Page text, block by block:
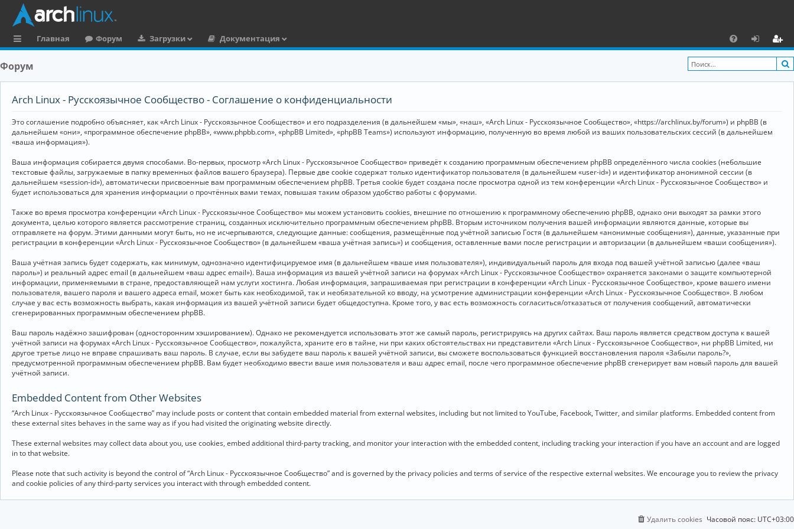
ы
и
Главная Форум Загрузки
Документация
F
A
х
о
ег
и
Форум
Arch Linux - Русскоязычное Сообщество - Соглашение о конфиденциальности
Это соглашение подробно объясняет, как «Arch Linux - Русскоязычное Сообщество» и его подразделения (в дальнейшем «мы», «наш», «Arch Linux - Русскоязычное Сообщество», «https://archlinux.by/forum») и phpBB (в
дальнейшем «они», «программное обеспечение phpBB», «www.phpbb.com», «phpBB Limited», «phpBB Teams») используют информацию, полученную во время любой из ваших пользовательских сессий (в дальнейшем
«ваша информация»).
Ваша информация собирается двумя способами. Во-первых, просмотр «Arch Linux - Русскоязычное Сообщество» приведёт к созданию программным обеспечением phpBB определённого числа cookies (небольшие
текстовые файлы, загружаемые в папку временных файлов вашего браузера). Первые две cookie содержат только идентификатор пользователя (в дальнейшем «user-id») и идентификатор анонимной сессии (в
дальнейшем «session-id»), автоматически присвоенные вам программным обеспечением phpBB. Третья cookie будет создана после просмотра одной из тем конференции «Arch Linux - Русскоязычное Сообщество» и
будет использоваться для хранения информации о прочтённых вами темах, повышая таким образом удобство работы с форумами.
Также во время просмотра конференции «Arch Linux - Русскоязычное Сообщество» мы можем установить cookies, внешние по отношению к программному обеспечению phpBB, однако они выходят за рамки этого
документа, целью которого является рассмотрение страниц, созданных исключительно программным обеспечением phpBB. Вторым источником получения вашей информации являются данные, которые вы
отправляете на форум. Этими данными могут быть, но не исчерпываются, следующие данные: сообщения, размещённые под учётной записью Гостя (в дальнейшем «анонимные сообщения»), данные, указанные при
регистрации в конференции «Arch Linux - Русскоязычное Сообщество» (в дальнейшем «ваша учётная запись») и сообщения, оставленные вами после регистрации и авторизации (в дальнейшем «ваши сообщения»).
Ваша учётная запись будет содержать, как минимум, однозначно идентифицируемое имя (в дальнейшем «ваше имя пользователя»), индивидуальный пароль для входа под вашей учётной записью (далее «ваш
пароль») и реальный адрес email (в дальнейшем «ваш адрес email»). Ваша информация из вашей учётной записи на форумах «Arch Linux - Русскоязычное Сообщество» охраняется законами о защите компьютерной
информации, применяемыми в стране, предоставляющей нам услуги хостинга. Любая информация, запрашиваемая при регистрации в конференции «Arch Linux - Русскоязычное Сообщество», кроме вашего имени
пользователя, вашего пароля и вашего адреса email, может быть как необходимой, так и необязательной ко вводу, на усмотрение администрации конференции «Arch Linux - Русскоязычное Сообщество». В любом
случае у вас есть возможность выбрать, какая информация из вашей учётной записи будет общедоступна. Кроме того, у вас есть возможность согласиться/отказаться от получения сообщений, автоматически
сгенерированных программным обеспечением phpBB.
Ваш пароль надёжно зашифрован (односторонним хэшированием). Однако не рекомендуется использовать этот же самый пароль, регистрируясь на других сайтах. Ваш пароль является средством доступа к вашей
учётной записи на форумах «Arch Linux - Русскоязычное Сообщество», пожалуйста, храните его в тайне, ни при каких обстоятельствах ни представители «Arch Linux - Русскоязычное Сообщество», ни phpBB Limited, ни
другое третье лицо не вправе спрашивать ваш пароль. В случае, если вы забудете ваш пароль к вашей учётной записи, вы сможете воспользоваться функцией восстановления пароля «Забыли пароль?»,
предусмотренной программным обеспечением phpBB. Вам будет необходимо ввести ваше имя пользователя и ваш адрес email, после чего программное обеспечение phpBB сгенерирует вам новый пароль для вашей
учётной записи.
Embedded Content from Other Websites
“Arch Linux - Русскоязычное Сообщество” may include posts or content that contain embedded material from external websites, including but not limited to YouTube, Facebook, Twitter, and similar platforms. Embedded content from
these external sites behaves in the same way as if you had visited the originating website directly.
These external websites may collect data about you, use cookies, embed additional third-party tracking, and monitor your interaction with the embedded content, including tracking your interaction if you have an account and are logged
in to that website.
Please note that such activity is beyond the control of “Arch Linux - Русскоязычное Сообщество” and is governed by the privacy policies and terms of service of the respective external websites. We encourage you to review the privacy
and cookie policies of any third-party services you interact with through embedded content.
Часовой пояс: UTC+03:00
Удалить cookies